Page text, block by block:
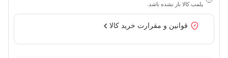
پلمب کالا باز نشده باشد.
قوانین و مقرارت خرید کالا